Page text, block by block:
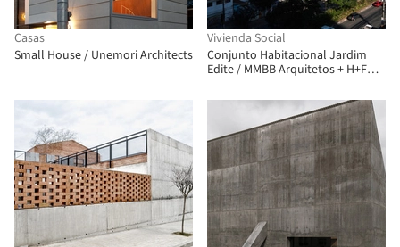
Casas
Small House / Unemori Architects
Vivienda Social
Conjunto Habitacional Jardim
Edite / MMBB Arquitetos + H+F